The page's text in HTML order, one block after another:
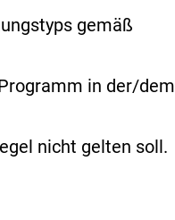
gemäß
in der/dem
nicht gelten soll.